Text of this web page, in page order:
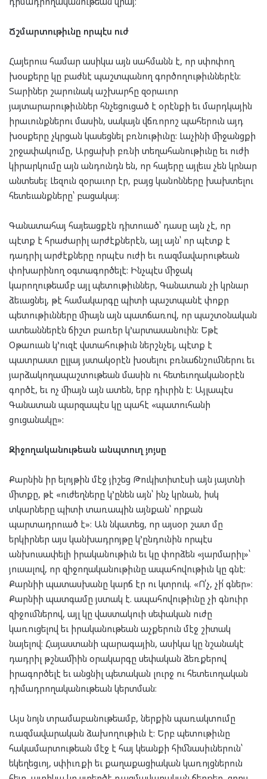
Ճշմարտութիւնը որպէս ուժ
Հայերուս համար ասիկա այն սահմանն է, որ սփոփող
խօսքերը կը բաժնէ պաշտպանող գործողութիւններէն:
Տարիներ շարունակ աշխարհը զօրաւոր
յայտարարութիւններ հնչեցուցած է օրէնքի եւ մարդկային
իրաւունքներու մասին, սակայն վճռորոշ պահերուն այդ
խօսքերը չկրցան կասեցնել բռնութիւնը: Լաչինի միջանցքի
շրջափակումը, Արցախի բռնի տեղահանութիւնը եւ ուժի
կիրարկումը այն անդունդն են, որ հայերը այլեւս չեն կրնար
անտեսել։ Լեզուն զօրաւոր էր, բայց կանոնները խախտելու
հետեւանքները՝ բացակայ:
Գանատահայ հայեացքէն դիտուած՝ դասը այն չէ, որ
պէտք է հրաժարիլ արժէքներէն, այլ այն՝ որ պէտք է
դադրիլ արժէքները որպէս ուժի եւ ռազմավարութեան
փոխարինող օգտագործելէ: Ինչպէս միջակ
կարողութեամբ այլ պետութիւններ, Գանատան չի կրնար
ձեւացնել, թէ համակարգը պիտի պաշտպանէ փոքր
պետութիւնները միայն այն պատճառով, որ պաշտօնական
ատեաններէն ճիշտ բառեր կ’արտասանուին: Եթէ
Օթաուան կ’ուզէ վստահութիւն ներշնչել, պէտք է
պատրաստ ըլլայ յստակօրէն խօսելու բռնաճնշումներու եւ
յարձակողապաշտութեան մասին ու հետեւողականօրէն
գործէ, եւ ոչ միայն այն ատեն, երբ դիւրին է: Այլապէս
Գանատան պարզապէս կը պահէ «պատուհանի
ցուցանակը»:
Զիջողականութեան անպտուղ յոյսը
Քարնին իր ելոյթին մէջ յիշեց Թուկիտիտէսի այն յայտնի
միտքը, թէ «ուժեղները կ’ընեն այն՝ ինչ կրնան, իսկ
տկարները պիտի տառապին այնքան՝ որքան
պարտադրուած է»։ Ան նկատեց, որ այսօր շատ մը
երկիրներ այս կանխադրոյթը կ’ընդունին որպէս
անխուսափելի իրականութիւն եւ կը փորձեն «յարմարիլ»՝
յուսալով, որ զիջողականութիւնը ապահովութիւն կը գնէ։
Քարնիի պատասխանը կարճ էր ու կտրուկ. «Ո՛չ, չի՛ գներ»։
Քարնիի պատգամը յստակ է. ապահովութիւնը չի գնուիր
զիջումներով, այլ կը վաստակուի սեփական ուժը
կառուցելով եւ իրականութեան աչքերուն մէջ շիտակ
նայելով։ Հայաստանի պարագային, ասիկա կը նշանակէ
դադրիլ թշնամիին օրակարգը սեփական ձեռքերով
իրագործելէ եւ անցնիլ պետական լուրջ ու հետեւողական
դիմադրողականութեան կերտման։
Այս նոյն տրամաբանութեամբ, ներքին պառակտումը
ռազմավարական ձախողութիւն է: Երբ պետութիւնը
հակամարտութեան մէջ է հայ կեանքի հիմնասիւներուն՝
եկեղեցւոյ, սփիւռքի եւ քաղաքացիական կառոյցներուն